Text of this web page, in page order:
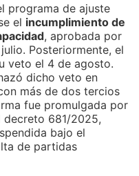
programa de ajuste
el incumplimiento de
, aprobada por
Posteriormente, el
veto el 4 de agosto.
dicho veto en
más de dos tercios
fue promulgada por
decreto 681/2025,
bajo el
de partidas